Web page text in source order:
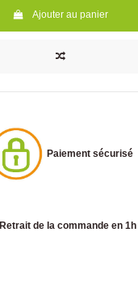
Ajouter au panier
Paiement sécurisé
Retrait de la commande en 1h